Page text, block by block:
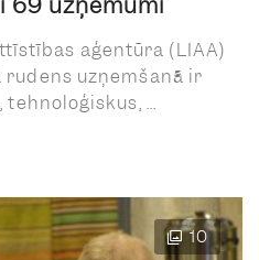
aģentūra (LIAA)
uzņemšanā ir
...
10